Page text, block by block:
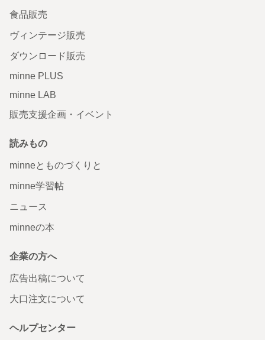
食品販売
ヴィンテージ販売
ダウンロード販売
minne PLUS
minne LAB
販売支援企画・イベント
読みもの
minneとものづくりと
minne学習帖
ニュース
minneの本
企業の方へ
広告出稿について
大口注文について
ヘルプセンター